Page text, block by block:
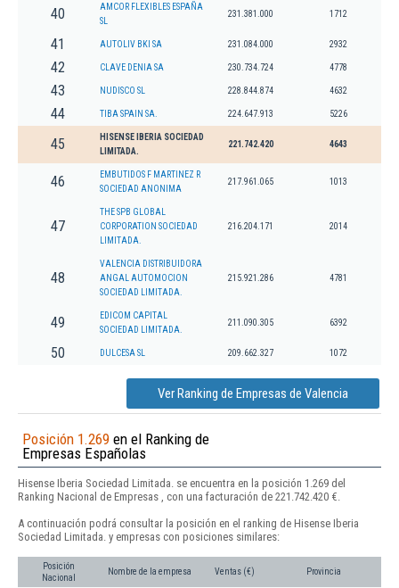
40
AMCOR FLEXIBLES ESPAÑA
SL
231.381.000 1712
41 AUTOLIV BKI SA 231.084.000 2932
42 CLAVE DENIA SA 230.734.724 4778
43 NUDISCO SL 228.844.874 4632
44 TIBA SPAIN SA. 224.647.913 5226
45
HISENSE IBERIA SOCIEDAD
LIMITADA.
221.742.420 4643
46
EMBUTIDOS F MARTINEZ R
SOCIEDAD ANONIMA
217.961.065 1013
47
THE SPB GLOBAL
CORPORATION SOCIEDAD
LIMITADA.
216.204.171 2014
48
VALENCIA DISTRIBUIDORA
ANGAL AUTOMOCION
SOCIEDAD LIMITADA.
215.921.286 4781
49
EDICOM CAPITAL
SOCIEDAD LIMITADA.
211.090.305 6392
50 DULCESA SL 209.662.327 1072
Ver Ranking de Empresas de Valencia
Posición 1.269 en el Ranking de
Empresas Españolas
Hisense Iberia Sociedad Limitada. se encuentra en la posición 1.269 del
Ranking Nacional de Empresas , con una facturación de 221.742.420 €.
A continuación podrá consultar la posición en el ranking de Hisense Iberia
Sociedad Limitada. y empresas con posiciones similares:
Posición
Nacional
Nombre de la empresa Ventas (€) Provincia